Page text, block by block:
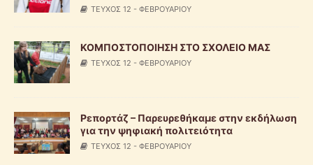
ΤΕΥΧΟΣ 12 - ΦΕΒΡΟΥΑΡΙΟΥ
ΚΟΜΠΟΣΤΟΠΟΙΗΣΗ ΣΤΟ ΣΧΟΛΕΙΟ ΜΑΣ
ΤΕΥΧΟΣ 12 - ΦΕΒΡΟΥΑΡΙΟΥ
Ρεπορτάζ – Παρευρεθήκαμε στην εκδήλωση
για την ψηφιακή πολιτειότητα
ΤΕΥΧΟΣ 12 - ΦΕΒΡΟΥΑΡΙΟΥ